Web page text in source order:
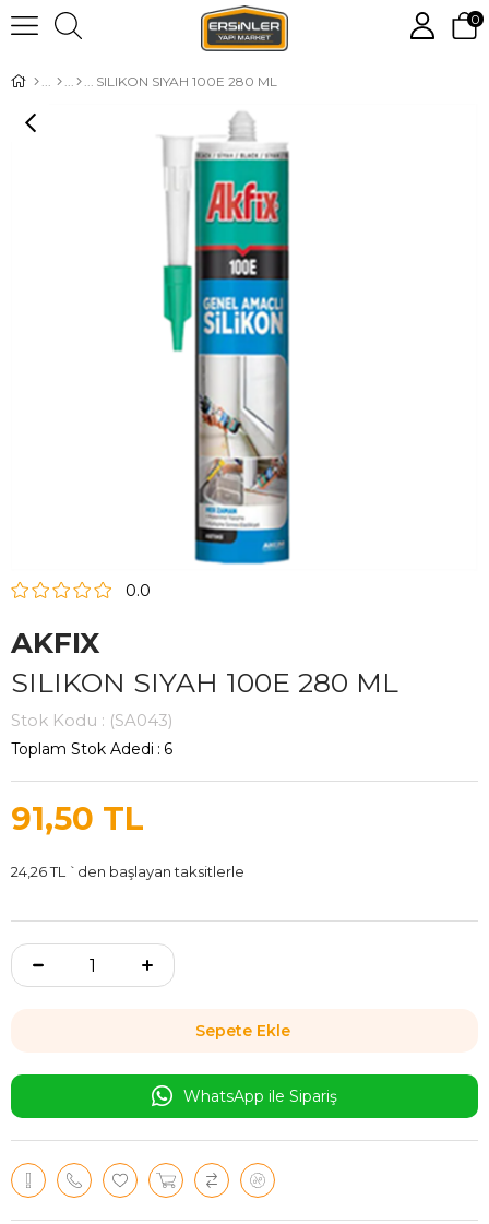
0
SILIKON SIYAH 100E 280 ML
0.0
AKFIX
SILIKON SIYAH 100E 280 ML
Stok Kodu (SA043)
Toplam Stok Adedi : 6
91,50 TL
24,26 TL `den başlayan taksitlerle
WhatsApp ile Sipariş